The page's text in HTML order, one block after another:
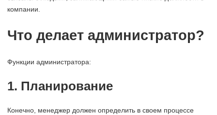
компании.
Что делает администратор?
Функции администратора:
1. Планирование
Конечно, менеджер должен определить в своем процессе